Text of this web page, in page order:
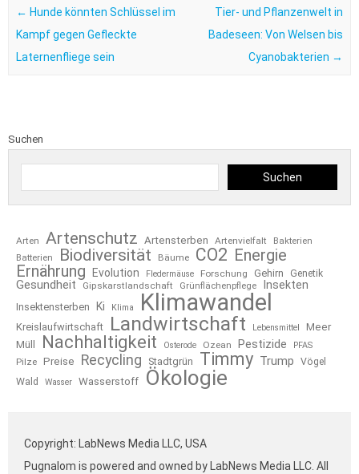
← Hunde könnten Schlüssel im
Kampf gegen Gefleckte
Laternenfliege sein
Tier- und Pflanzenwelt in
Badeseen: Von Welsen bis
Cyanobakterien →
Suchen
Suchen
Arten Artenschutz Artensterben Artenvielfalt
Bakterien
Batterien
Biodiversität Bäume CO2 Energie
Ernährung
Evolution Fledermäuse Forschung Gehirn Genetik
Gesundheit Gipskarstlandschaft Grünflächenpflege Insekten
Insektensterben Ki Klima Klimawandel
Kreislaufwirtschaft Landwirtschaft Lebensmittel
Meer
Müll
Nachhaltigkeit Osterode Ozean Pestizide PFAS
Pilze Preise Recycling Stadtgrün Timmy Trump
Vögel
Wald
Wasser Wasserstoff Ökologie
Copyright: LabNews Media LLC, USA
Pugnalom is powered and owned by LabNews Media LLC. All